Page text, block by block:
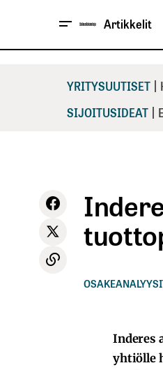
Artikkelit
YRITYSUUTISET |
SIJOITUSIDEAT |
Inderes
yhtiölle